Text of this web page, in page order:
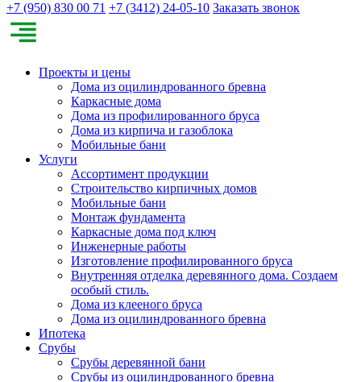
+7 (950) 830 00 71 +7 (3412) 24-05-10 Заказать звонок
Проекты и цены
Дома из оцилиндрованного бревна
Каркасные дома
Дома из профилированного бруса
Дома из кирпича и газоблока
Мобильные бани
Услуги
Ассортимент продукции
Строительство кирпичных домов
Мобильные бани
Монтаж фундамента
Каркасные дома под ключ
Инженерные работы
Изготовление профилированного бруса
Внутренняя отделка деревянного дома. Создаем
особый стиль.
Дома из клееного бруса
Дома из оцилиндрованного бревна
Ипотека
Срубы
Срубы деревянной бани
Срубы из оцилиндрованного бревна